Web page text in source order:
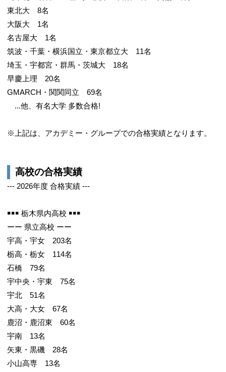
東北大 8名
大阪大 1名
名古屋大 1名
筑波・千葉・横浜国立・東京都立大 11名
埼玉・宇都宮・群馬・茨城大 18名
早慶上理 20名
GMARCH・関関同立 69名
...他、有名大学 多数合格!
※上記は、アカデミー・グループでの合格実績となります。
高校の合格実績
--- 2026年度 合格実績 ---
￭￭￭ 栃木県内高校 ￭￭￭
ーー 県立高校 ーー
宇高・宇女 203名
栃高・栃女 114名
石橋 79名
宇中央・宇東 75名
宇北 51名
大高・大女 67名
鹿沼・鹿沼東 60名
宇南 13名
矢東・黒磯 28名
小山高専 13名